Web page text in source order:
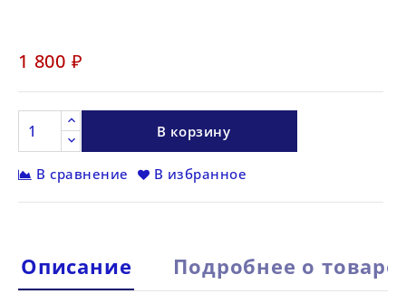
1 800 ₽
В корзину
В сравнение В избранное
Описание Подробнее о товаре